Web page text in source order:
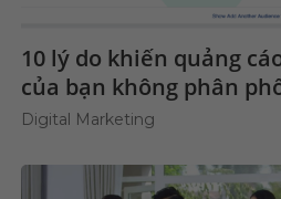
10 lý do khiến quảng
của bạn không phân
phục
Digital Marketing